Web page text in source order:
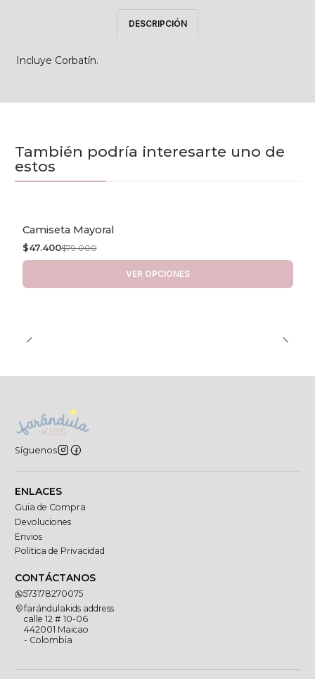
DESCRIPCIÓN
Incluye Corbatín.
También podría interesarte uno de
estos
-40% OFF
Camiseta Mayoral
$47.400$79.000
VER OPCIONES
Síguenos
ENLACES
Guia de Compra
Devoluciones
Envios
Politica de Privacidad
CONTÁCTANOS
573178270075
farándulakids address
calle 12 # 10-06
442001 Maicao
- Colombia